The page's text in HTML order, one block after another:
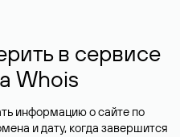
в сервисе
Whois
информацию о сайте по
и дату, когда завершится